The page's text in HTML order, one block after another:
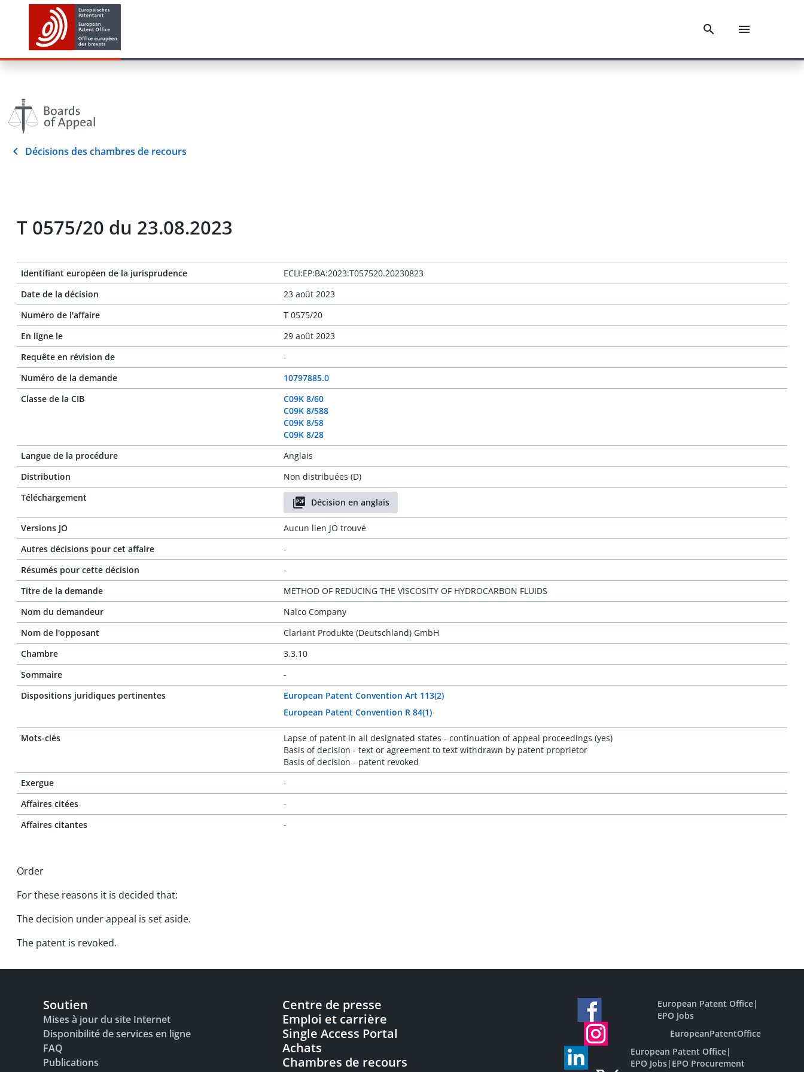
Décisions des chambres de recours
T 0575/20 du 23.08.2023
Identifiant européen de la jurisprudence
ECLI:EP:BA:2023:T057520.20230823
Date de la décision
23 août 2023
Numéro de l'affaire
T 0575/20
En ligne le
29 août 2023
Requête en révision de
-
Numéro de la demande
10797885.0
Classe de la CIB
C09K 8/60
C09K 8/588
C09K 8/58
C09K 8/28
Langue de la procédure
Anglais
Distribution
Non distribuées (D)
Téléchargement
Décision en anglais
Versions JO
Aucun lien JO trouvé
Autres décisions pour cet affaire
-
Résumés pour cette décision
-
Titre de la demande
METHOD OF REDUCING THE VISCOSITY OF HYDROCARBON FLUIDS
Nom du demandeur
Nalco Company
Nom de l'opposant
Clariant Produkte (Deutschland) GmbH
Chambre
3.3.10
Sommaire
-
Dispositions juridiques pertinentes
European Patent Convention Art 113(2)
European Patent Convention R 84(1)
Mots-clés
Lapse of patent in all designated states - continuation of appeal proceedings (yes)
Basis of decision - text or agreement to text withdrawn by patent proprietor
Basis of decision - patent revoked
Exergue
-
Affaires citées
-
Affaires citantes
-
Order
For these reasons it is decided that:
The decision under appeal is set aside.
The patent is revoked.
Soutien
Mises à jour du site Internet
Disponibilité de services en ligne
FAQ
Publications
Centre de presse
Emploi et carrière
Single Access Portal
Achats
Chambres de recours
European Patent Office|
EPO Jobs
EuropeanPatentOffice
European Patent Office|
EPO Jobs| EPO Procurement